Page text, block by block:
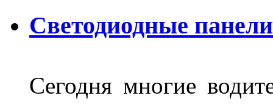
Светодиодные
Сегодня многие